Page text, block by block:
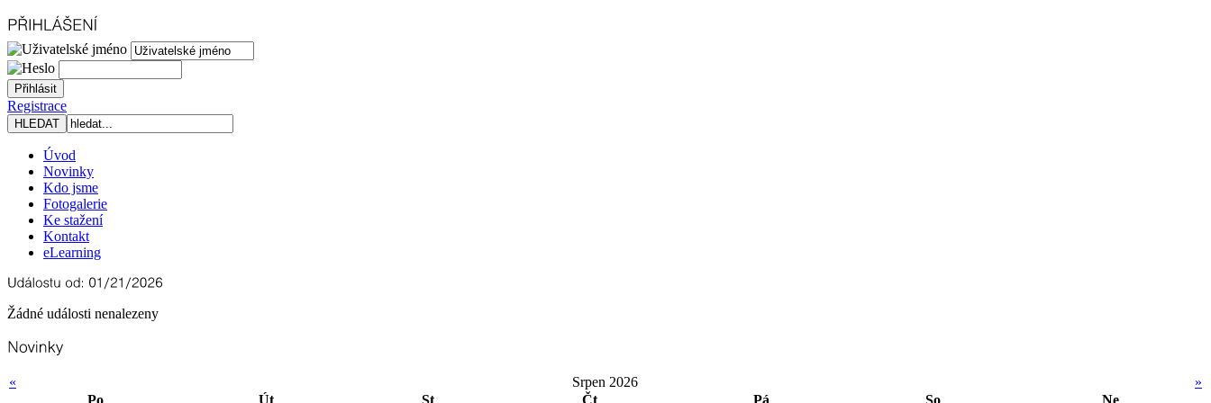
Registrace
Úvod
Novinky
Kdo jsme
Fotogalerie
Ke stažení
Kontakt
eLearning
Žádné události nenalezeny
« Srpen 2026
»